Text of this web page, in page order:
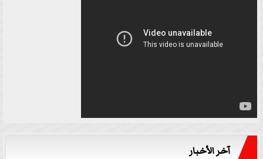
آخر الأخبار